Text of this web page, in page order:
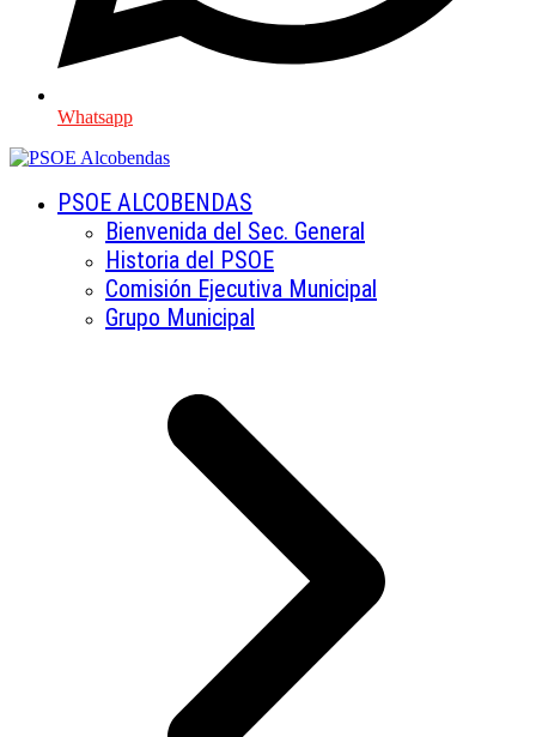
Whatsapp
PSOE ALCOBENDAS
Bienvenida del Sec. General
Historia del PSOE
Comisión Ejecutiva Municipal
Grupo Municipal